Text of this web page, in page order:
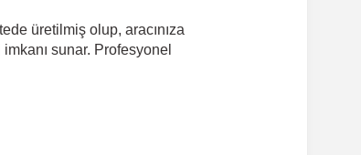
üretilmiş olup, aracınıza
sunar. Profesyonel